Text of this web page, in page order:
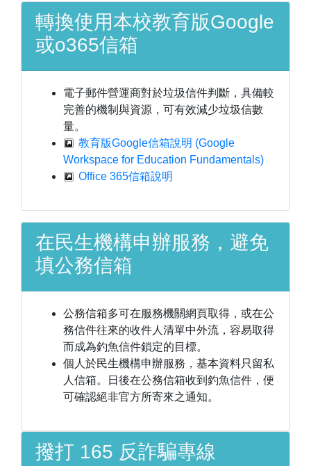
轉換使用本校教育版Google
或o365信箱
電子郵件營運商對於垃圾信件判斷，具備較
完善的機制與資源，可有效減少垃圾信數
量。
教育版Google信箱說明 (Google
Workspace for Education Fundamentals)
Office 365信箱說明
在民生機構申辦服務，避免
填公務信箱
公務信箱多可在服務機關網頁取得，或在公
務信件往來的收件人清單中外流，容易取得
而成為釣魚信件鎖定的目標。
個人於民生機構申辦服務，基本資料只留私
人信箱。日後在公務信箱收到釣魚信件，便
可確認絕非官方所寄來之通知。
撥打 165 反詐騙專線